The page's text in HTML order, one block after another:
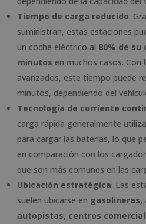
Tiempo de carga reducido:
suministran, estas estaciones
un coche eléctrico al 80% de su
minutos en muchos casos. Con
avanzados, este tiempo puede
minutos, dependiendo del
Tecnología de corriente
carga rápida generalmente
para cargar las baterías, lo que
en comparación con los
que son más comunes en las
Ubicación estratégica: Las
suelen ubicarse en gasolineras,
autopistas, centros